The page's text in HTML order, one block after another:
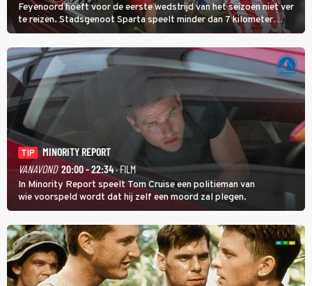
Feyenoord hoeft voor de eerste wedstrijd van het seizoen niet ver
te reizen. Stadsgenoot Sparta speelt minder dan 7 kilometer
verderop. Feyenoord trok de Spaanse spits Nacho Ferri aan van
KVC Westerlo uit België.
TIP
MINORITY REPORT
VANAVOND 20:00 - 22:34· FILM
In Minority Report speelt Tom Cruise een politieman van
wie voorspeld wordt dat hij zelf een moord zal plegen.